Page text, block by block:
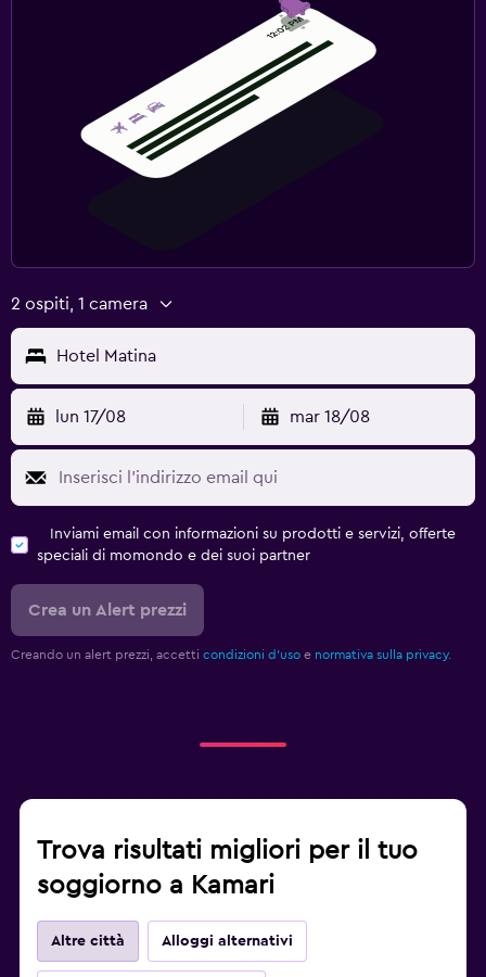
2 ospiti, 1 camera
Hotel Matina
lun 17/08 mar 18/08
Inviami email con informazioni su prodotti e servizi, offerte
speciali di momondo e dei suoi partner
Crea un Alert prezzi
Creando un alert prezzi, accetti condizioni d'uso e normativa sulla privacy.
Trova risultati migliori per il tuo
soggiorno a Kamari
Altre città Alloggi alternativi